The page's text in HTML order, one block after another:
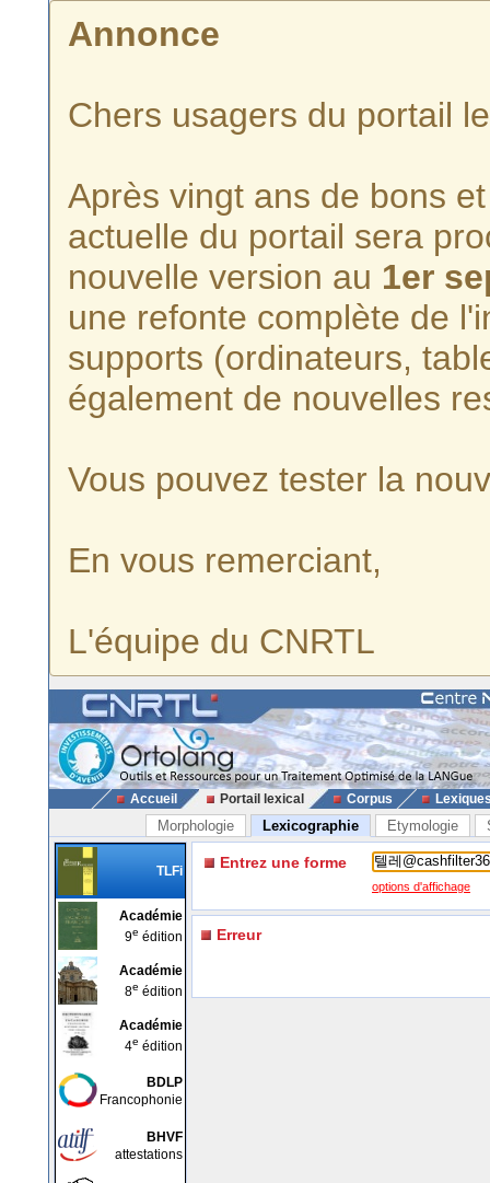
Annonce
Chers usagers du portail
Après vingt ans de bons
actuelle du portail sera
nouvelle version au 1er
une refonte complète de
supports (ordinateurs,
également de nouvelles
Vous pouvez tester la
En vous remerciant,
L'équipe du CNRTL
Accueil Portail lexical Corpus
Morphologie Lexicographie Etymologie
TLFi
Académie
9e édition
Académie
8e édition
Académie
4e édition
BDLP
Francophonie
BHVF
attestations
Entrez une forme
options d'affichage
Erreur